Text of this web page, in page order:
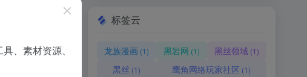
标签云
龙族漫画 (1) 黑岩网 (1) 黑丝领域 (1)
黑丝 (1) 鹰角网络玩家社区 (1)
、素材资源、